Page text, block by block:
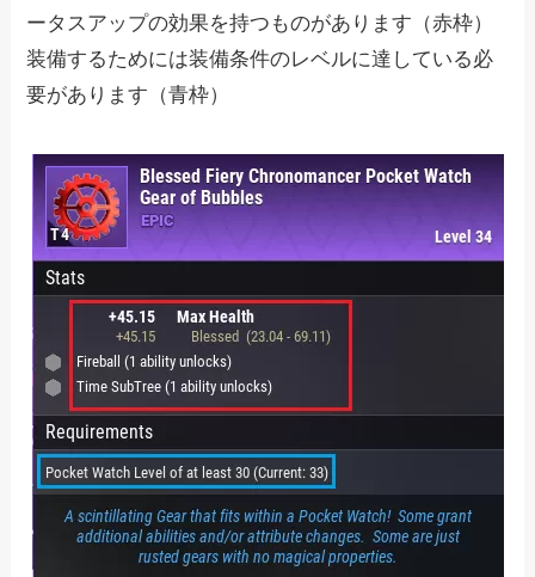
ータスアップの効果を持つものがあります（赤枠）
装備するためには装備条件のレベルに達している必
要があります（青枠）